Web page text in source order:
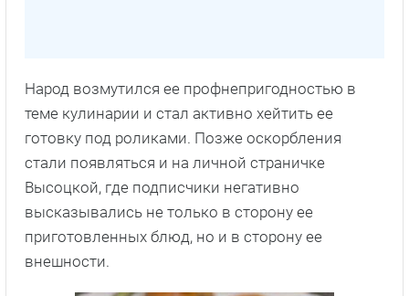
Народ возмутился ее профнепригодностью в
теме кулинарии и стал активно хейтить ее
готовку под роликами. Позже оскорбления
стали появляться и на личной страничке
Высоцкой, где подписчики негативно
высказывались не только в сторону ее
приготовленных блюд, но и в сторону ее
внешности.